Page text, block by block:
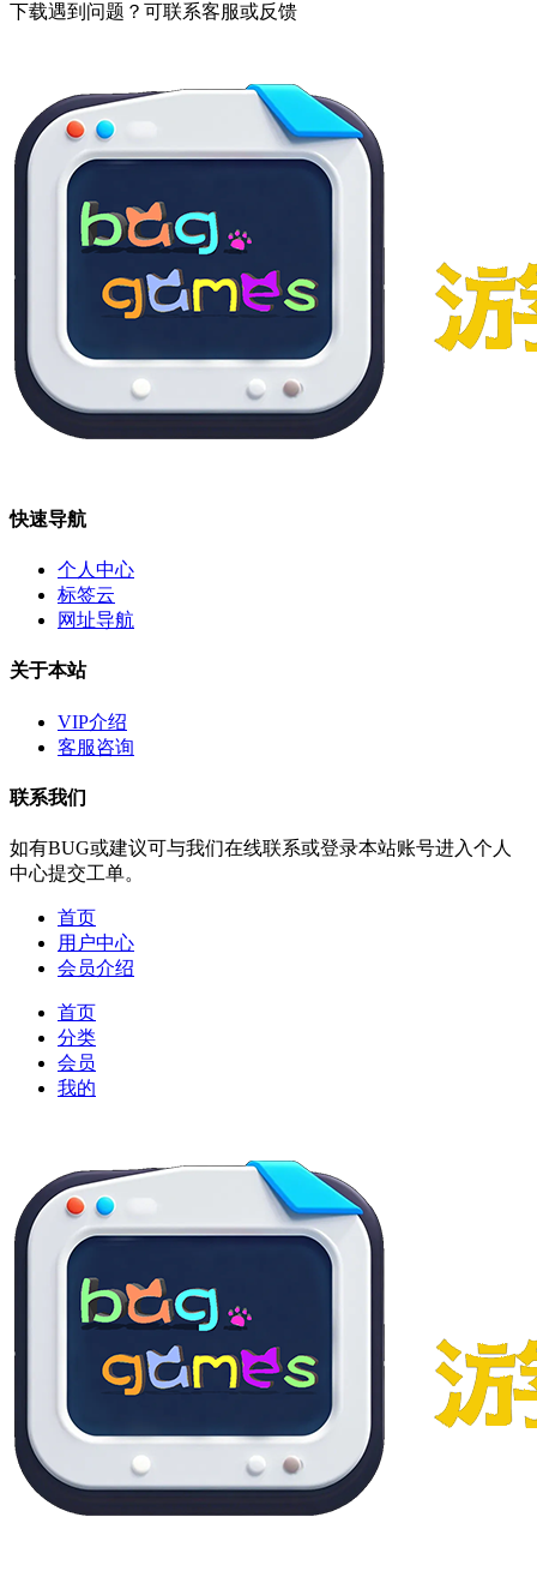
下载遇到问题？可联系客服或反馈
快速导航
个人中心
标签云
网址导航
关于本站
VIP介绍
客服咨询
联系我们
如有BUG或建议可与我们在线联系或登录本站账号进入个人
中心提交工单。
首页
用户中心
会员介绍
首页
分类
会员
我的